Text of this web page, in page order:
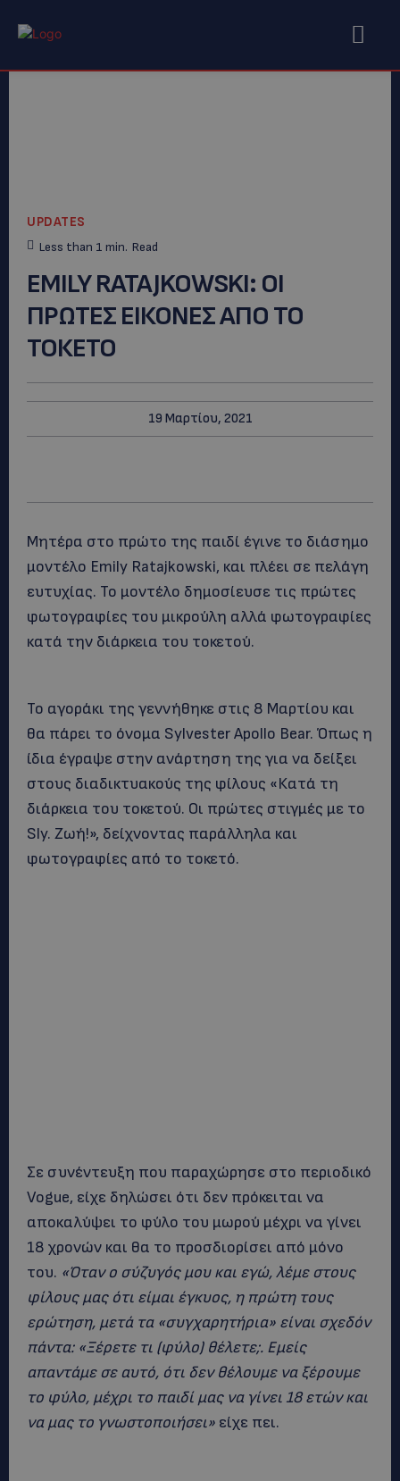
UPDATES
Less than 1 min. Read
EMILY RATAJKOWSKI: ΟΙ
ΠΡΩΤΕΣ ΕΙΚΟΝΕΣ ΑΠΟ ΤΟ
ΤΟΚΕΤΟ
19 Μαρτίου, 2021
Μητέρα στο πρώτο της παιδί έγινε το διάσημο
μοντέλο Emily Ratajkowski, και πλέει σε πελάγη
ευτυχίας. Το μοντέλο δημοσίευσε τις πρώτες
φωτογραφίες του μικρούλη αλλά φωτογραφίες
κατά την διάρκεια του τοκετού.
Το αγοράκι της γεννήθηκε στις 8 Μαρτίου και
θα πάρει το όνομα Sylvester Apollo Bear. Όπως η
ίδια έγραψε στην ανάρτηση της για να δείξει
στους διαδικτυακούς της φίλους «Κατά τη
διάρκεια του τοκετού. Οι πρώτες στιγμές με το
Sly. Ζωή!», δείχνοντας παράλληλα και
φωτογραφίες από το τοκετό.
Σε συνέντευξη που παραχώρησε στο περιοδικό
Vogue, είχε δηλώσει ότι δεν πρόκειται να
αποκαλύψει το φύλο του μωρού μέχρι να γίνει
18 χρονών και θα το προσδιορίσει από μόνο
του. «Όταν ο σύζυγός μου και εγώ, λέμε στους
φίλους μας ότι είμαι έγκυος, η πρώτη τους
ερώτηση, μετά τα «συγχαρητήρια» είναι σχεδόν
πάντα: «Ξέρετε τι (φύλο) θέλετε;. Εμείς
απαντάμε σε αυτό, ότι δεν θέλουμε να ξέρουμε
το φύλο, μέχρι το παιδί μας να γίνει 18 ετών και
να μας το γνωστοποιήσει» είχε πει.